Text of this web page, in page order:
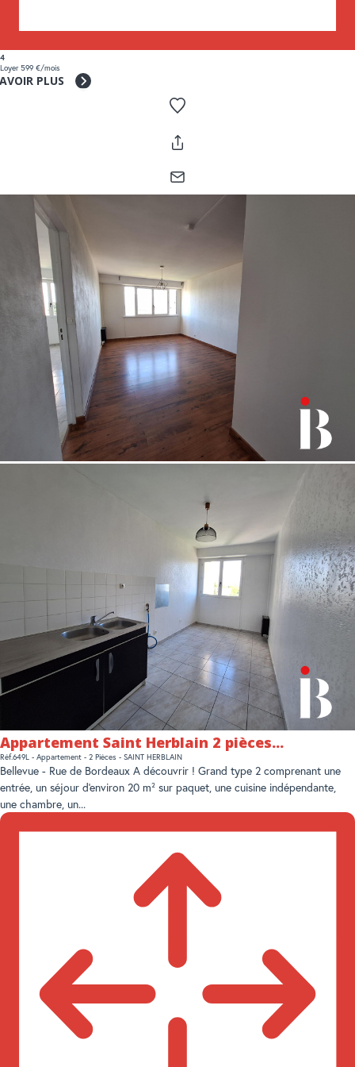
4
Loyer 599 €/mois
PLUS
Appartement Saint Herblain 2 pièces...
Réf.649L - Appartement - 2 Pièces - SAINT HERBLAIN
Bellevue - Rue de Bordeaux A découvrir ! Grand type 2 comprenant une
entrée, un séjour d'environ 20 m² sur paquet, une cuisine indépendante,
une chambre, un...